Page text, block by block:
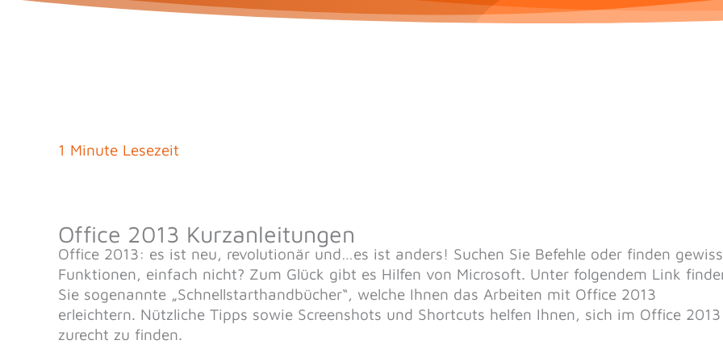
1 Minute Lesezeit
Office 2013 Kurzanleitungen
Office 2013: es ist neu, revolutionär und…es ist anders! Suchen Sie Befehle oder finden
Funktionen, einfach nicht? Zum Glück gibt es Hilfen von Microsoft. Unter folgendem Link
Sie sogenannte „Schnellstarthandbücher“, welche Ihnen das Arbeiten mit Office 2013
erleichtern. Nützliche Tipps sowie Screenshots und Shortcuts helfen Ihnen, sich im Office 2013
zurecht zu finden.